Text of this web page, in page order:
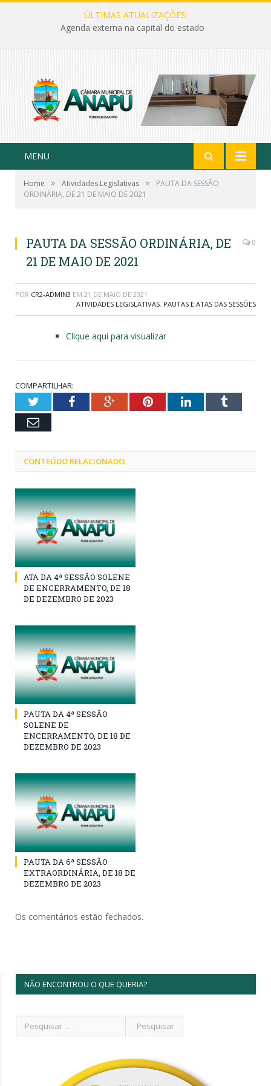
ÚLTIMAS ATUALIZAÇÕES:
Agenda externa na capital do estado
MENU
Home » Atividades Legislativas »
PAUTA DA SESSÃO
ORDINÁRIA, DE 21 DE MAIO DE 2021
PAUTA DA SESSÃO ORDINÁRIA, DE
21 DE MAIO DE 2021
0
POR CR2-ADMIN3 EM 21 DE MAIO DE 2021
ATIVIDADES LEGISLATIVAS, PAUTAS E ATAS DAS SESSÕES
Clique aqui para visualizar
COMPARTILHAR:
TwitterFacebookGoogle+PinterestLinkedInTumblr
Email
CONTEÚDO RELACIONADO
ATA DA 4ª SESSÃO SOLENE
DE ENCERRAMENTO, DE 18
DE DEZEMBRO DE 2023
PAUTA DA 4ª SESSÃO
SOLENE DE
ENCERRAMENTO, DE 18 DE
DEZEMBRO DE 2023
PAUTA DA 6ª SESSÃO
EXTRAORDINÁRIA, DE 18 DE
DEZEMBRO DE 2023
Os comentários estão fechados.
NÃO ENCONTROU O QUE QUERIA?